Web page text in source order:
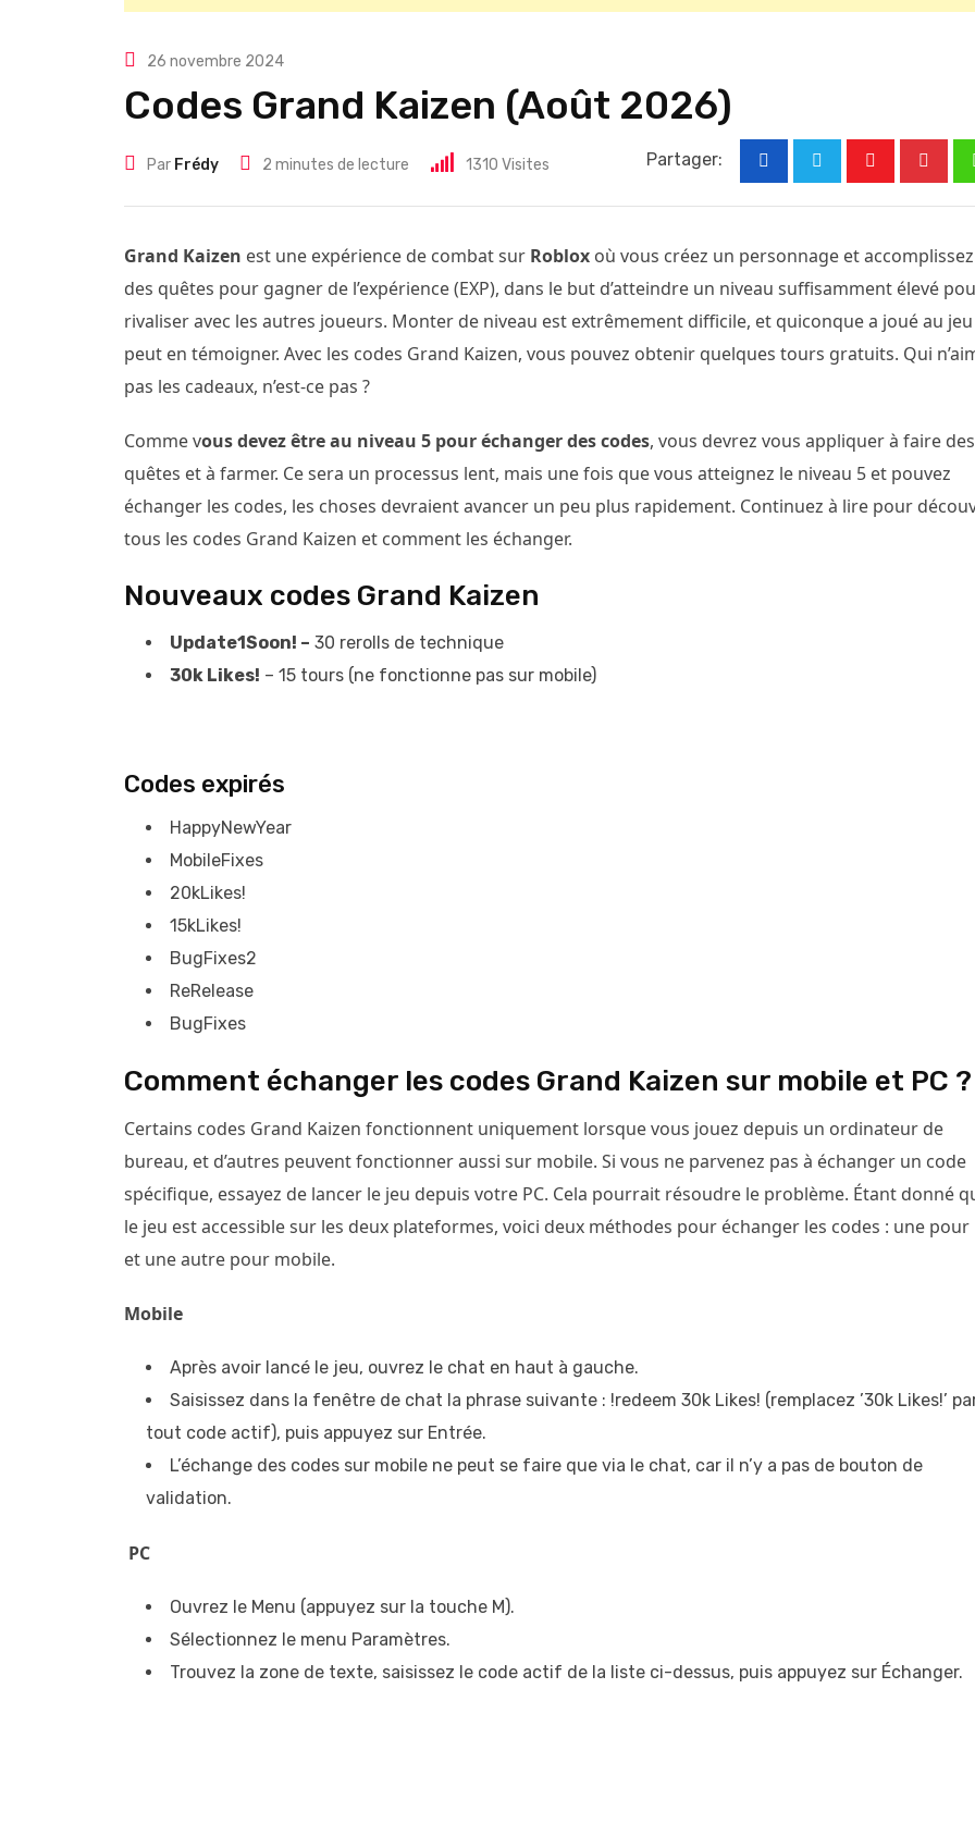
26 novembre 2024
Codes Grand Kaizen (Août 2026)
Par Frédy 2 minutes de lecture 1310 Visites Partager:
Grand Kaizen est une expérience de combat sur Roblox où vous créez un personnage et accomplissez
des quêtes pour gagner de l’expérience (EXP), dans le but d’atteindre un niveau suffisamment élevé
rivaliser avec les autres joueurs. Monter de niveau est extrêmement difficile, et quiconque a joué au jeu
peut en témoigner. Avec les codes Grand Kaizen, vous pouvez obtenir quelques tours gratuits. Qui
pas les cadeaux, n’est-ce pas ?
Comme vous devez être au niveau 5 pour échanger des codes, vous devrez vous appliquer à faire des
quêtes et à farmer. Ce sera un processus lent, mais une fois que vous atteignez le niveau 5 et pouvez
échanger les codes, les choses devraient avancer un peu plus rapidement. Continuez à lire pour
tous les codes Grand Kaizen et comment les échanger.
Nouveaux codes Grand Kaizen
Update1Soon! – 30 rerolls de technique
30k Likes! – 15 tours (ne fonctionne pas sur mobile)
Codes expirés
HappyNewYear
MobileFixes
20kLikes!
15kLikes!
BugFixes2
ReRelease
BugFixes
Comment échanger les codes Grand Kaizen sur mobile et PC ?
Certains codes Grand Kaizen fonctionnent uniquement lorsque vous jouez depuis un ordinateur de
bureau, et d’autres peuvent fonctionner aussi sur mobile. Si vous ne parvenez pas à échanger un code
spécifique, essayez de lancer le jeu depuis votre PC. Cela pourrait résoudre le problème. Étant donné
le jeu est accessible sur les deux plateformes, voici deux méthodes pour échanger les codes : une pour
et une autre pour mobile.
Mobile
Après avoir lancé le jeu, ouvrez le chat en haut à gauche.
Saisissez dans la fenêtre de chat la phrase suivante : !redeem 30k Likes! (remplacez ’30k Likes!’
tout code actif), puis appuyez sur Entrée.
L’échange des codes sur mobile ne peut se faire que via le chat, car il n’y a pas de bouton de
validation.
PC
Ouvrez le Menu (appuyez sur la touche M).
Sélectionnez le menu Paramètres.
Trouvez la zone de texte, saisissez le code actif de la liste ci-dessus, puis appuyez sur Échanger.